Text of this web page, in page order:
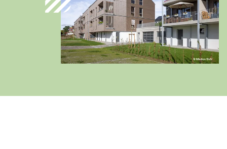
Österreich
Deutsch
Italia